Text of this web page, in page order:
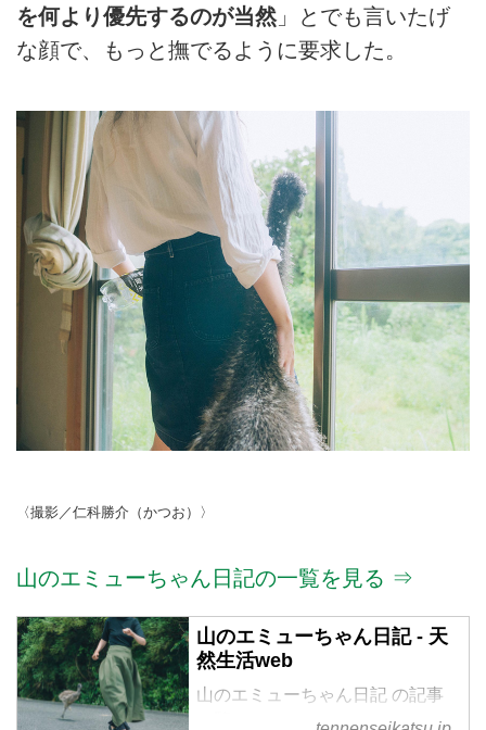
を何より優先するのが当然」とでも言いたげ
な顔で、もっと撫でるように要求した。
〈撮影／仁科勝介（かつお）〉
山のエミューちゃん日記の一覧を見る ⇒
山のエミューちゃん日記 - 天
然生活web
山のエミューちゃん日記 の記事